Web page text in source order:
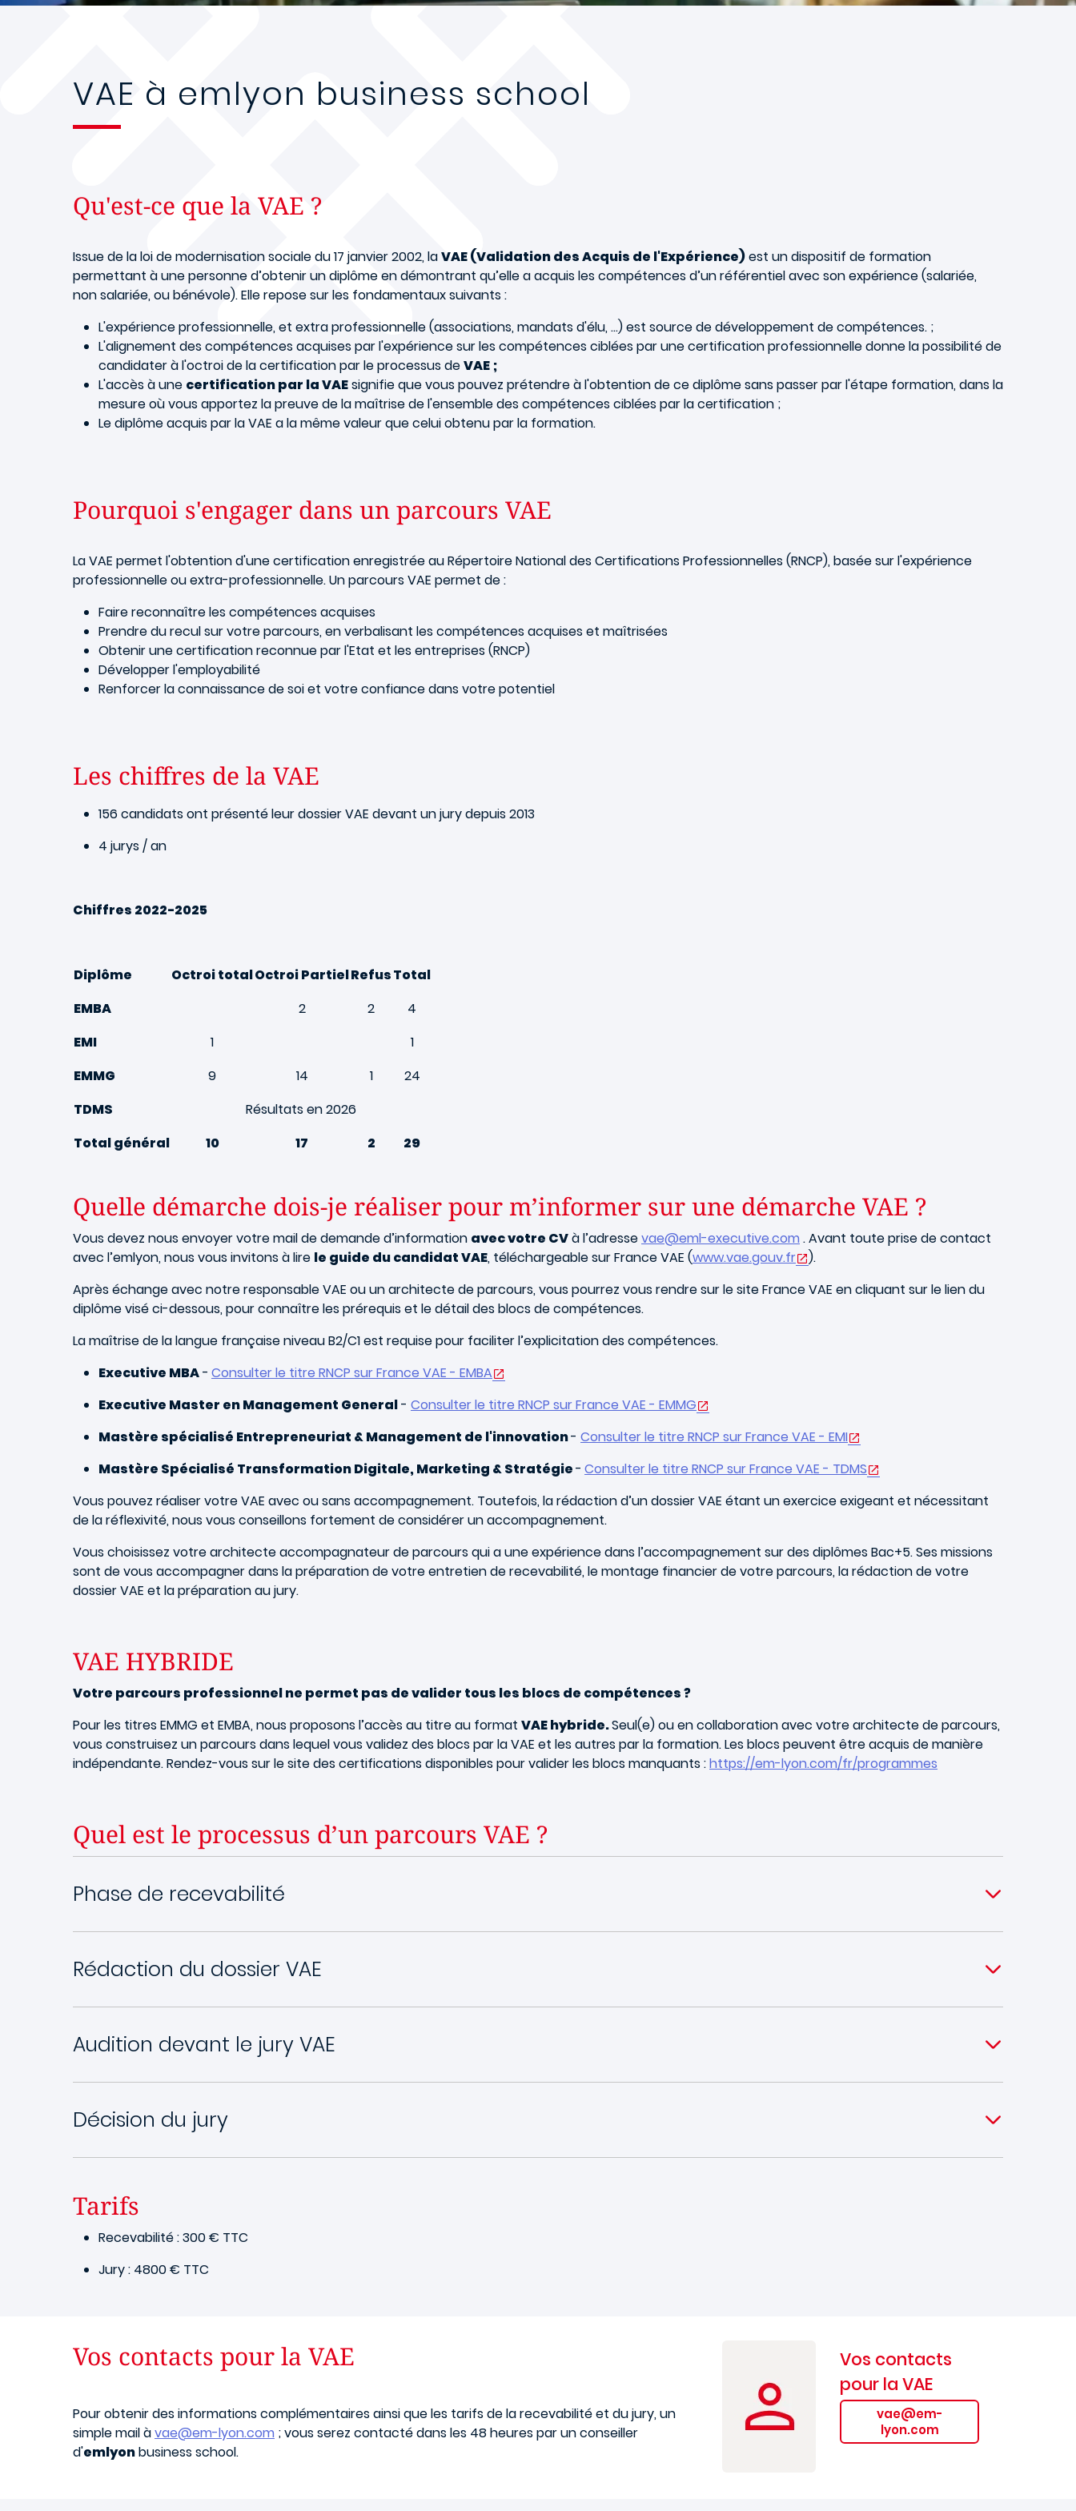
VAE à emlyon business school
Qu'est-ce que la VAE ?
Issue de la loi de modernisation sociale du 17 janvier 2002, laVAE (Validation des Acquis de l'Expérience)est un dispositif de formation
permettant à une personne d’obtenir un diplôme en démontrant qu’elle a acquis les compétences d’un référentiel avec son expérience (salariée,
non salariée, ou bénévole). Elle repose sur les fondamentaux suivants :
L'expérience professionnelle, et extra professionnelle (associations, mandats d'élu, ...) est source de développement de compétences. ;
L'alignement des compétences acquises par l'expérience sur les compétences ciblées par une certification professionnelle donne la possibilité de
candidater à l'octroi de la certification par le processus deVAE ;
L'accès à une certification par la VAEsignifie que vous pouvez prétendre à l'obtention de ce diplôme sans passer par l'étape formation, dans la
mesure où vous apportez la preuve de la maîtrise de l'ensemble des compétences ciblées par la certification ;
Le diplôme acquis par la VAE a la même valeur que celui obtenu par la formation.
Pourquoi s'engager dans un parcours VAE
La VAE permet l'obtention d'une certification enregistrée au Répertoire National des Certifications Professionnelles (RNCP), basée sur l'expérience
professionnelle ou extra-professionnelle. Un parcours VAE permet de :
Faire reconnaître les compétences acquises
Prendre du recul sur votre parcours, en verbalisant les compétences acquises et maîtrisées
Obtenir une certification reconnue par l'Etat et les entreprises (RNCP)
Développer l'employabilité
Renforcer la connaissance de soi et votre confiance dans votre potentiel
Les chiffres de la VAE
156 candidats ont présenté leur dossier VAE devant un jury depuis 2013
4 jurys / an
Chiffres 2022-2025
Diplôme Octroi totalOctroi PartielRefusTotal
EMBA
2 2
4
EMI
1
1
EMMG
9 14 1
24
TDMS
Résultats en 2026
Total général
10 17 2 29
Quelle démarche dois-je réaliser pour m’informer sur une démarche VAE ?
Vous devez nous envoyer votre mail de demande d’information avec votre CVà l’adressevae@eml-executive.com . Avant toute prise de contact
avec l’emlyon, nous vous invitons à lire le guide du candidat VAE, téléchargeable sur France VAE (www.vae.gouv.fr
).
Après échange avec notre responsable VAE ou un architecte de parcours, vous pourrez vous rendre sur le site France VAE en cliquant sur le lien du
diplôme visé ci-dessous, pour connaître les prérequis et le détail des blocs de compétences.
La maîtrise de la langue française niveau B2/C1 est requise pour faciliter l’explicitation des compétences.
Executive MBA- Consulter le titre RNCP sur France VAE - EMBA
Executive Master en Management General- Consulter le titre RNCP sur France VAE - EMMG
Mastère spécialisé Entrepreneuriat & Management de l'innovation- Consulter le titre RNCP sur France VAE - EMI
Mastère Spécialisé Transformation Digitale, Marketing & Stratégie- Consulter le titre RNCP sur France VAE - TDMS
Vous pouvez réaliser votre VAE avec ou sans accompagnement. Toutefois, la rédaction d’un dossier VAE étant un exercice exigeant et nécessitant
de la réflexivité, nous vous conseillons fortement de considérer un accompagnement.
Vous choisissez votre architecte accompagnateur de parcours qui a une expérience dans l’accompagnement sur des diplômes Bac+5. Ses missions
sont de vous accompagner dans la préparation de votre entretien de recevabilité, le montage financier de votre parcours, la rédaction de votre
dossier VAE et la préparation au jury.
VAE HYBRIDE
Votre parcours professionnel ne permet pas de valider tous les blocs de compétences ?
Pour les titres EMMG et EMBA, nous proposons l’accès au titre au format VAE hybride.Seul(e) ou en collaboration avec votre architecte de parcours,
vous construisez un parcours dans lequel vous validez des blocs par la VAE et les autres par la formation. Les blocs peuvent être acquis de manière
indépendante. Rendez-vous sur le site des certifications disponibles pour valider les blocs manquants :https://em-lyon.com/fr/programmes
Quel est le processus d’un parcours VAE ?
Phase de recevabilité
Rédaction du dossier VAE
Audition devant le jury VAE
Décision du jury
Tarifs
Recevabilité : 300 € TTC
Jury : 4800 € TTC
Vos contacts pour la VAE
Pour obtenir des informations complémentaires ainsi que les tarifs de la recevabilité et du jury, un
simple mail àvae@em-lyon.com ; vous serez contacté dans les 48 heures par un conseiller
d'emlyonbusiness school.
Vos contacts
pour la VAE
vae@em-
lyon.com